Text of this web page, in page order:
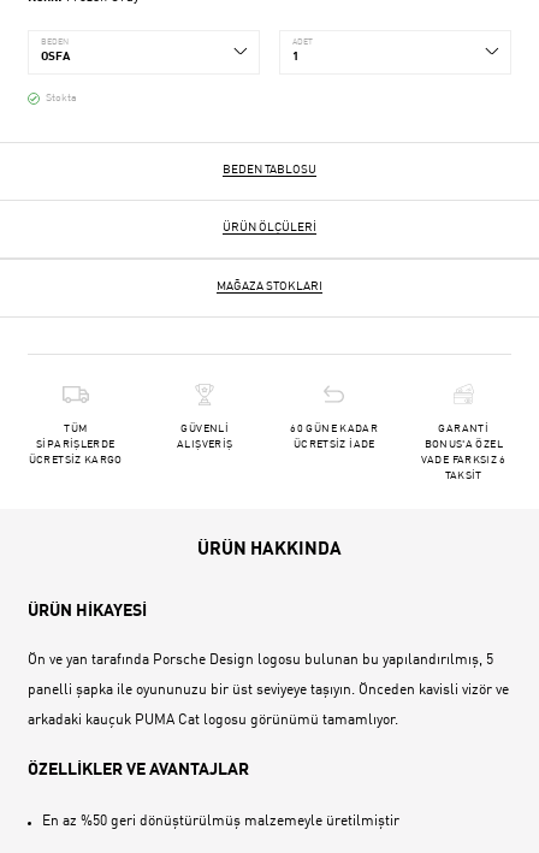
BEDEN ADET
Stokta
BEDEN TABLOSU
ÜRÜN ÖLÇÜLERI
MAĞAZA STOKLARI
TÜM
SİPARİŞLERDE
ÜCRETSİZ KARGO
GÜVENLİ
ALIŞVERİŞ
60 GÜNE KADAR
ÜCRETSİZ İADE
GARANTİ
BONUS'A ÖZEL
VADE FARKSIZ 6
TAKSİT
ÜRÜN HAKKINDA
ÜRÜN HİKAYESİ
Ön ve yan tarafında Porsche Design logosu bulunan bu yapılandırılmış, 5
panelli şapka ile oyununuzu bir üst seviyeye taşıyın. Önceden kavisli vizör ve
arkadaki kauçuk PUMA Cat logosu görünümü tamamlıyor.
ÖZELLİKLER VE AVANTAJLAR
En az %50 geri dönüştürülmüş malzemeyle üretilmiştir